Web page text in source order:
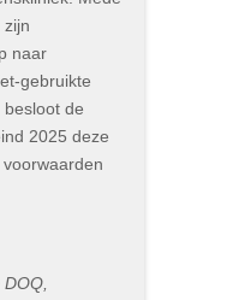
zijn
naar
gebruikte
de
2025 deze